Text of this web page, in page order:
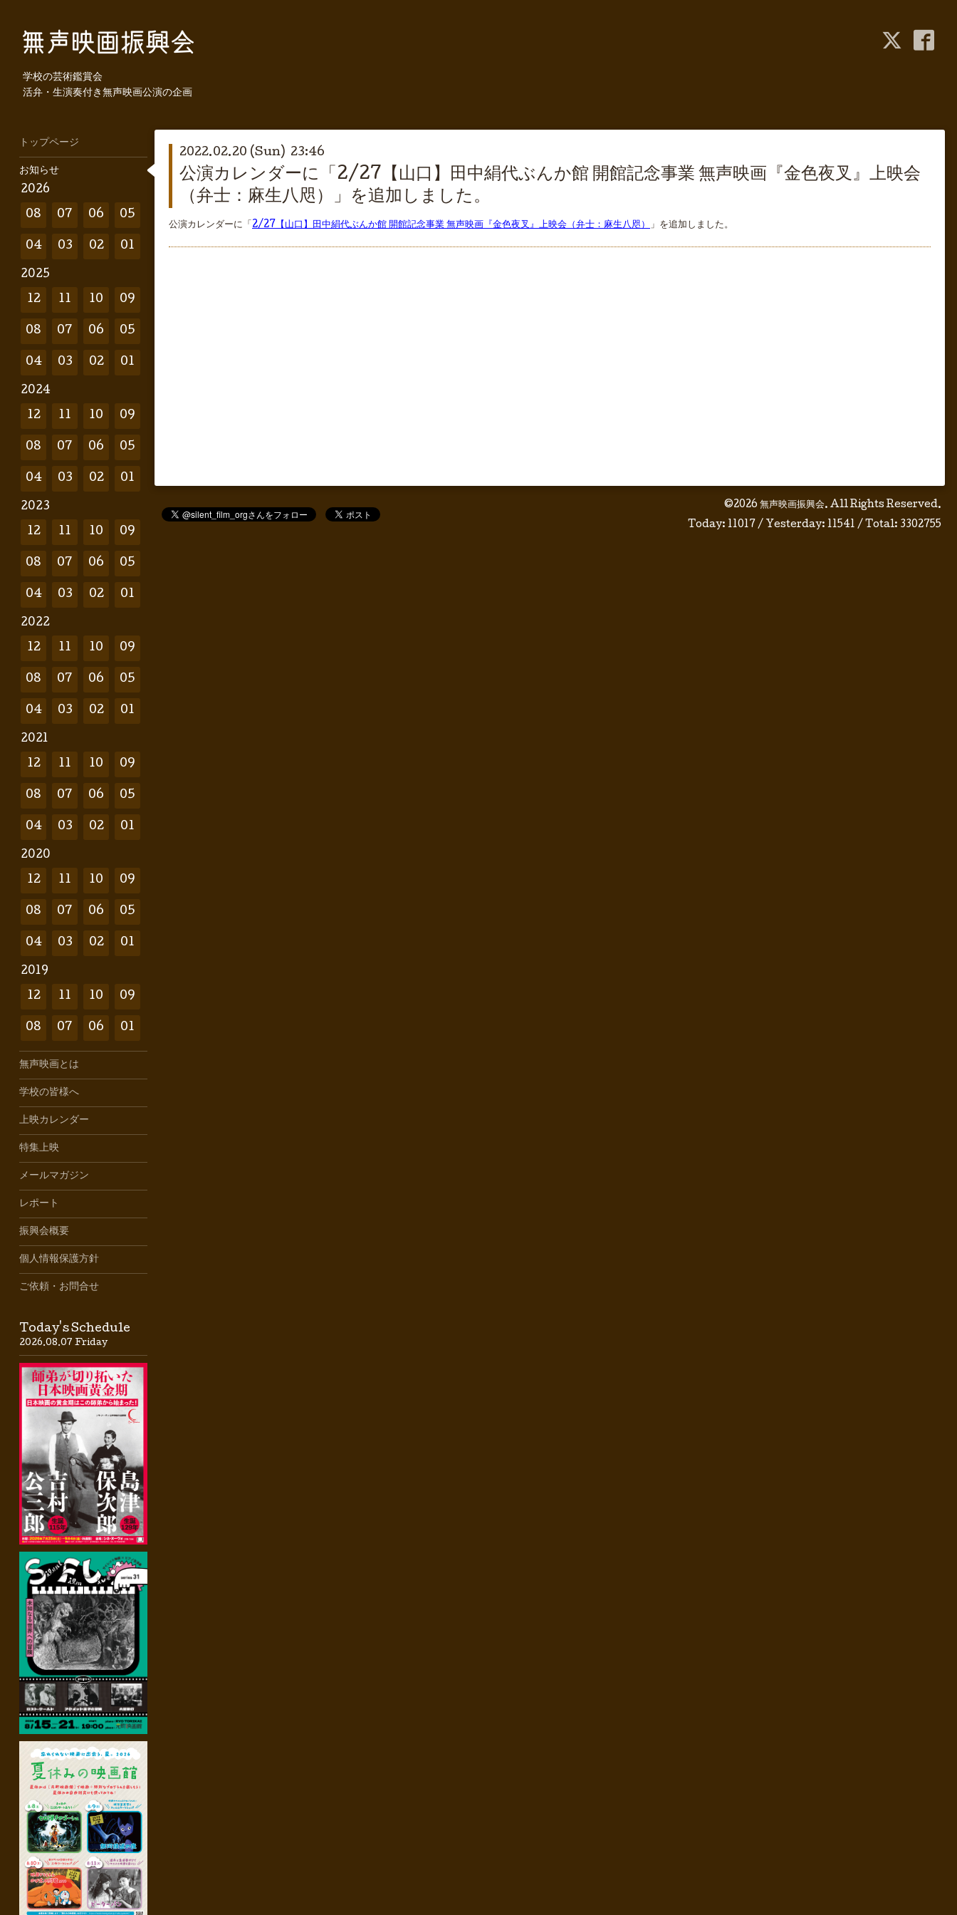
学校の芸術鑑賞会
活弁・生演奏付き無声映画公演の企画
2022.02.20 (Sun) 23:46
公演カレンダーに「2/27【山口】田中絹代ぶんか館 開館記念事業 無声映画『金色夜叉』上映会
（弁士：麻生八咫）」を追加しました。
公演カレンダーに「 2/27【山口】田中絹代ぶんか館 開館記念事業 無声映画『金色夜叉』上映会（弁士：麻生八咫） 」を追加しました。
©2026 無声映画振興会. All Rights Reserved.
Today: 11017 / Yesterday: 11541 / Total: 3302755
トップページ
お知らせ
2026
08 07 06 05
04 03 02 01
2025
12 11 10 09
08 07 06 05
04 03 02 01
2024
12 11 10 09
08 07 06 05
04 03 02 01
2023
12 11 10 09
08 07 06 05
04 03 02 01
2022
12 11 10 09
08 07 06 05
04 03 02 01
2021
12 11 10 09
08 07 06 05
04 03 02 01
2020
12 11 10 09
08 07 06 05
04 03 02 01
2019
12 11 10 09
08 07 06 01
無声映画とは
学校の皆様へ
上映カレンダー
特集上映
メールマガジン
レポート
振興会概要
個人情報保護方針
ご依頼・お問合せ
Today's Schedule
2026.08.07 Friday